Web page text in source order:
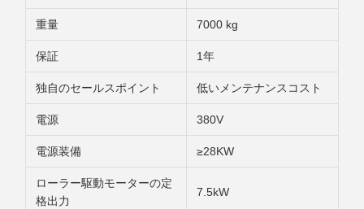
重量 7000 kg
保証 1年
独自のセールスポイント 低いメンテナンスコスト
電源 380V
電源装備 ≥28KW
ローラー駆動モーターの定
格出力
7.5kW